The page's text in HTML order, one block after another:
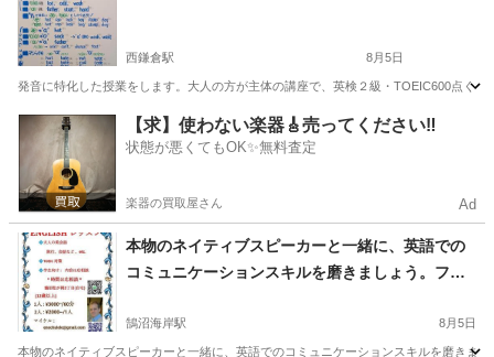
西鎌倉駅 8月5日
発音に特化した授業をします。大人の方が主体の講座で、英検２級・TOEIC600点く
神奈川 鎌倉市 西鎌倉駅 発音 1級
【求】使わない楽器🎸売ってください‼️
状態が悪くてもOK✨無料査定
楽器の買取屋さん Ad
本物のネイティブスピーカーと一緒に、英語での
コミュニケーションスキルを磨きましょう。フォ
対応します。レッスンは、役立つ会話を身につけ
られるように設計されています。成人の生徒さん
鵠沼海岸駅 8月5日
本物のネイティブスピーカーと一緒に、英語でのコミュニケーションスキルを磨きま